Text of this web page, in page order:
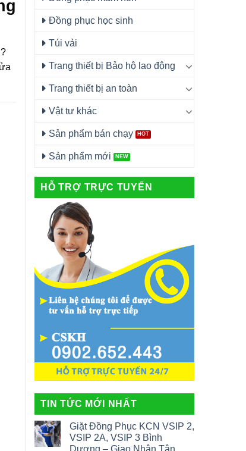
Đồng phục học sinh
Túi vải
Trang thiết bị Bảo hộ lao động
Trang thiết bị an toàn
Vật tư khác
Sản phẩm bán chạy
Sản phẩm mới
HỖ TRỢ TRỰC TUYẾN
TIN TỨC MỚI NHẤT
Giặt Đồng Phục KCN VSIP 2,
VSIP 2A, VSIP 3 Bình